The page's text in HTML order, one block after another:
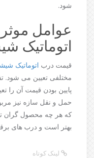
شود.
عوامل
اتوماتیک
قیمت درب اتوماتیک
مختلفی تعیین می شود.
پایین بودن قیمت آن را
حمل و نقل سازه نیز
که هر چه محصول گران تر
بهتر است و درب های
لینک کوتاه